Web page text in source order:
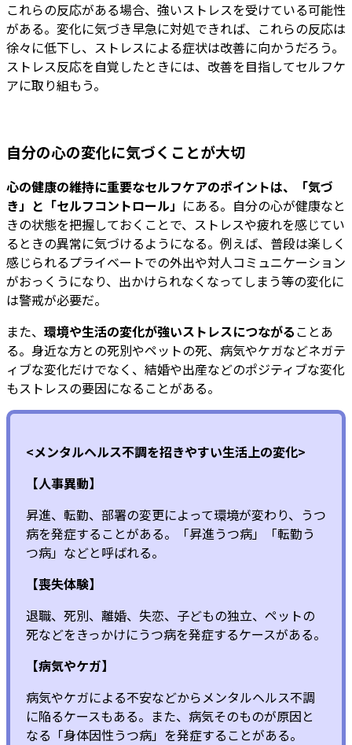
これらの反応がある場合、強いストレスを受けている可能性
がある。変化に気づき早急に対処できれば、これらの反応は
徐々に低下し、ストレスによる症状は改善に向かうだろう。
ストレス反応を自覚したときには、改善を目指してセルフケ
アに取り組もう。
自分の心の変化に気づくことが大切
心の健康の維持に重要なセルフケアのポイントは、「気づ
き」と「セルフコントロール」 にある。自分の心が健康なと
きの状態を把握しておくことで、ストレスや疲れを感じてい
るときの異常に気づけるようになる。例えば、普段は楽しく
感じられるプライベートでの外出や対人コミュニケーション
がおっくうになり、出かけられなくなってしまう等の変化に
は警戒が必要だ。
また、 環境や生活の変化が強いストレスにつながることあ
る。身近な方との死別やペットの死、病気やケガなどネガテ
ィブな変化だけでなく、結婚や出産などのポジティブな変化
もストレスの要因になることがある。
<メンタルヘルス不調を招きやすい生活上の変化>
【人事異動】
昇進、転勤、部署の変更によって環境が変わり、うつ
病を発症することがある。「昇進うつ病」「転勤う
つ病」などと呼ばれる。
【喪失体験】
退職、死別、離婚、失恋、子どもの独立、ペットの
死などをきっかけにうつ病を発症するケースがある。
【病気やケガ】
病気やケガによる不安などからメンタルヘルス不調
に陥るケースもある。また、病気そのものが原因と
なる「身体因性うつ病」を発症することがある。